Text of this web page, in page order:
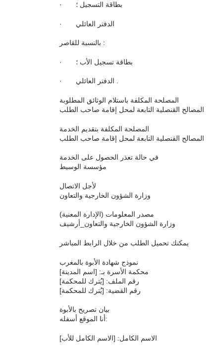
· بطاقة التسجيل ؛
· الدفتر العائلي
بالنسبة للقاصر :
· بطاقة تسجيل الأب ؛
· الدفتر العائلي .
المصلحة المكلفة باستلام الوثائق المطلوبة
المصالح القنصلية التابعة لمحل إقامة صاحب الطلب
المصلحة المكلفة بتقديم الخدمة
المصالح القنصلية التابعة لمحل إقامة صاحب الطلب
في حالة تعذر الحصول على الخدمة
مؤسسة الوسيط
لأجل الاتصال
وزارة الشؤون الخارجية والتعاون
مصدر المعلومات (الإدارة المعنية)
وزارة الشؤون الخارجية والتعاون_أرشيف
يمكنك تحميل الطلب من خلال الرابط المباشر
نموذج شهادة الأبوة بالمغرب
محكمة الأسرة بـ: [اسم المدينة]
رقم الملف: [يُترك للمحكمة]
رقم القضية: [يُترك للمحكمة]
بيان تصريح بالأبوة
أنا الموقع أسفله:
الاسم الكامل: [الاسم الكامل للأب]